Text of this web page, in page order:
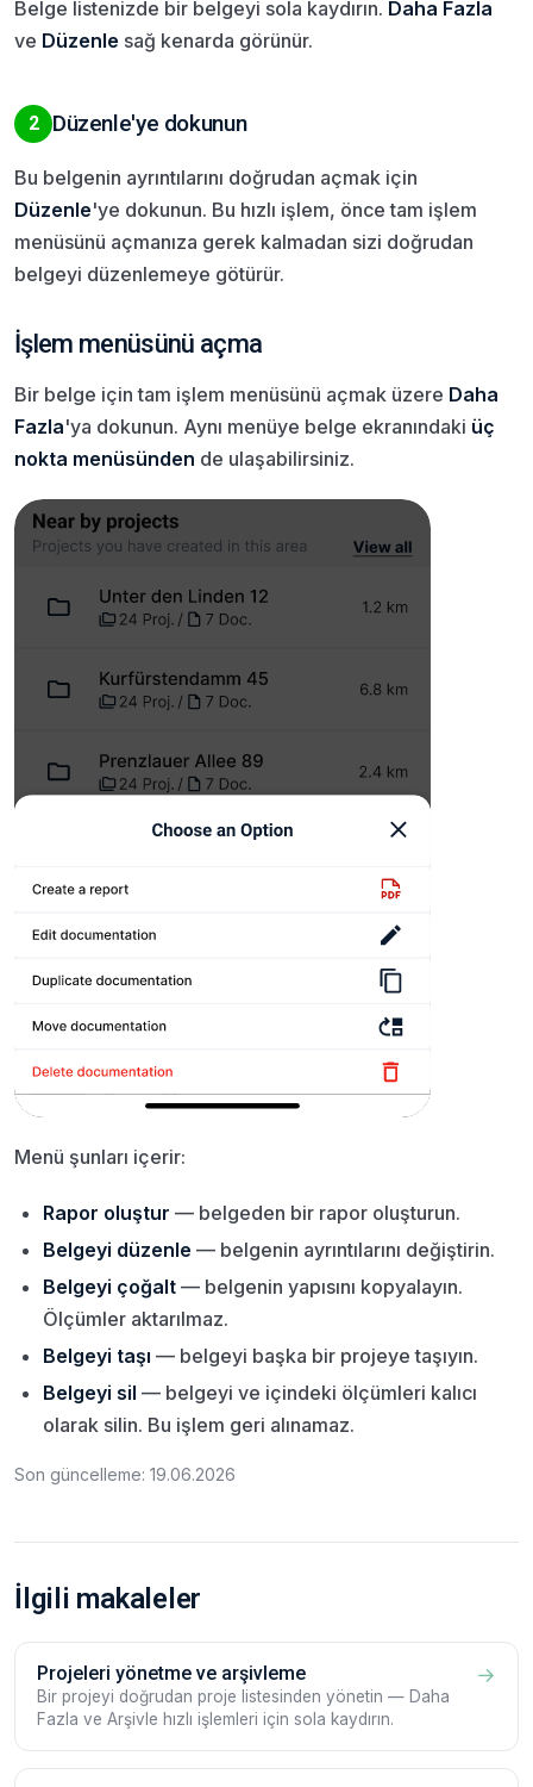
Belge listenizde bir belgeyi sola kaydırın. Daha Fazla
ve Düzenle sağ kenarda görünür.
2 Düzenle'ye dokunun
Bu belgenin ayrıntılarını doğrudan açmak için
Düzenle'ye dokunun. Bu hızlı işlem, önce tam işlem
menüsünü açmanıza gerek kalmadan sizi doğrudan
belgeyi düzenlemeye götürür.
İşlem menüsünü açma
Bir belge için tam işlem menüsünü açmak üzere Daha
Fazla'ya dokunun. Aynı menüye belge ekranındaki üç
nokta menüsünden de ulaşabilirsiniz.
Menü şunları içerir:
Rapor oluştur — belgeden bir rapor oluşturun.
Belgeyi düzenle — belgenin ayrıntılarını değiştirin.
Belgeyi çoğalt — belgenin yapısını kopyalayın.
Ölçümler aktarılmaz.
Belgeyi taşı — belgeyi başka bir projeye taşıyın.
Belgeyi sil — belgeyi ve içindeki ölçümleri kalıcı
olarak silin. Bu işlem geri alınamaz.
Son güncelleme: 19.06.2026
İlgili makaleler
Projeleri yönetme ve arşivleme
Bir projeyi doğrudan proje listesinden yönetin — Daha
Fazla ve Arşivle hızlı işlemleri için sola kaydırın.
→